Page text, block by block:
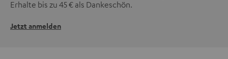
Erhalte bis zu 45 € als Dankeschön.
Jetzt anmelden